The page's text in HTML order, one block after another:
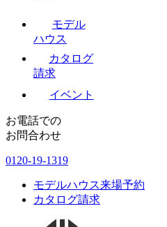
モデル
ハウス
カタログ
請求
イベント
お電話での
お問合わせ
0120-19-1319
モデルハウス来場予約
カタログ請求